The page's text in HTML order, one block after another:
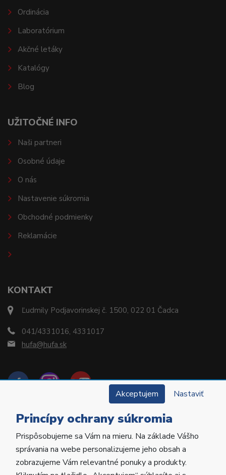
KONTAKT
Ľudmily Podjavorinskej č. 1500, 022 01 Čadca
041/4331016, 4331017
hufa@hufa.sk
Ordinácia
Laboratórium
Akčné letáky
Katalógy
Blog
UŽITOČNÉ INFO
Naši partneri
Osobné údaje
O nás
Nastavenie súkromia
Obchodné podmienky
Reklamácie
Copyright © 2022 Hu-Fa Dental a.s. Všetky práva
vyhradené.
Akceptujem Nastaviť
Princípy ochrany súkromia
Prispôsobujeme sa Vám na mieru. Na základe Vášho
správania na webe personalizujeme jeho obsah a
zobrazujeme Vám relevantné ponuky a produkty.